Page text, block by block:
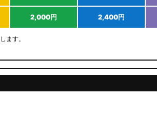
2,000円 2,400円
ます。